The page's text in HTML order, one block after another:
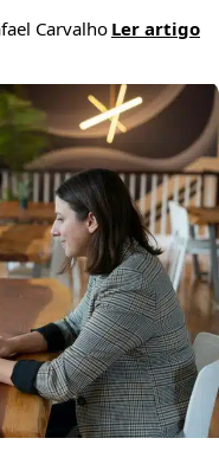
Carvalho Ler artigo